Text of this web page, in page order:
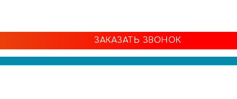
ЗАКАЗАТЬ ЗВОНОК